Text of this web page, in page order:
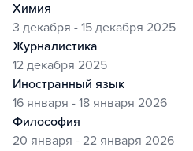
химия
3 декабря - 15 декабря 2025
журналистика
12 декабря 2025
иностранный язык
16 января - 18 января 2026
философия
20 января - 22 января 2026